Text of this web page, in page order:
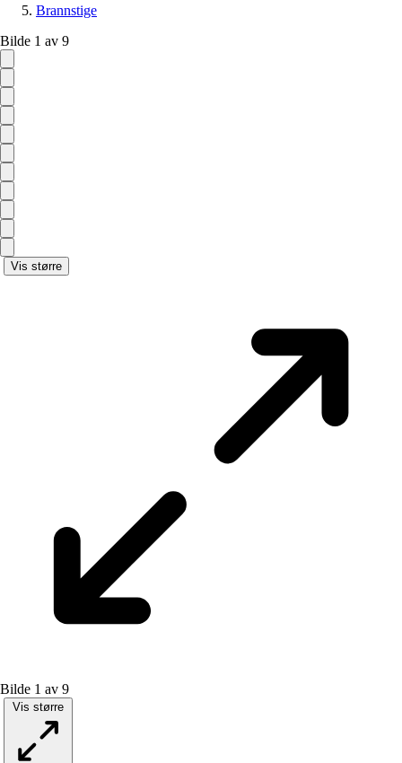
Brannstige
Bilde 1 av 9
Vis større
Bilde 1 av 9
Vis større